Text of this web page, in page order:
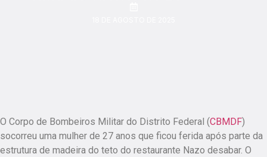
O Corpo de Bombeiros Militar do Distrito Federal (CBMDF)
socorreu uma mulher de 27 anos que ficou ferida após parte da
estrutura de madeira do teto do restaurante Nazo desabar. O